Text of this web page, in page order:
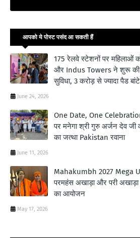
आपको ये पोस्ट पसंद आ सकती हैं
175 रेलवे स्टेशनों पर महिलाओं
और Indus Towers ने शुरू की
सुविधा, 3 करोड़ से ज्यादा पैड बांटे
June 24, 2026
One Date, One
पर मनेगा श्री गुरु अर्जन देव जी
का जत्था Pakistan रवाना
June 11, 2026
Mahakumbh 2027 Mega
परमहंस अखाड़ा और परी
का आयोजन
May 17, 2026